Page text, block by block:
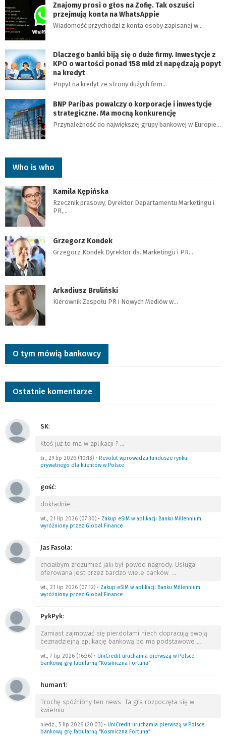
Znajomy prosi o głos na Zofię. Tak oszuści
przejmują konta na WhatsAppie
Wiadomość przychodzi z konta osoby zapisanej w…
Dlaczego banki biją się o duże firmy. Inwestycje z
KPO o wartości ponad 158 mld zł napędzają popyt
na kredyt
Popyt na kredyt ze strony dużych firm…
BNP Paribas powalczy o korporacje i inwestycje
strategiczne. Ma mocną konkurencję
Przynależność do największej grupy bankowej w Europie…
Who is who
Kamila Kępińska
Rzecznik prasowy, Dyrektor Departamentu Marketingu i
PR,…
Grzegorz Kondek
Grzegorz Kondek Dyrektor ds. Marketingu i PR…
Arkadiusz Bruliński
Kierownik Zespołu PR i Nowych Mediów w…
O tym mówią bankowcy
Ostatnie komentarze
SK:
Ktoś już to ma w aplikacji ? …
śr., 29 lip 2026 (10:13) • Revolut wprowadza fundusze rynku
prywatnego dla klientów w Polsce
gość:
dokładnie …
wt., 21 lip 2026 (07:30) • Zakup eSIM w aplikacji Banku Millennium
wyróżniony przez Global Finance
Jas Fasola:
chciałbym zrozumieć jaki był powód nagrody. Usługa
oferowana jest przez bardzo wiele banków. …
wt., 21 lip 2026 (07:12) • Zakup eSIM w aplikacji Banku Millennium
wyróżniony przez Global Finance
PykPyk:
Zamiast zajmować się pierdołami niech dopracują swoją
beznadziejną aplikację bankową bo ma podstawowe …
wt., 7 lip 2026 (16:36) • UniCredit uruchamia pierwszą w Polsce
bankową grę fabularną “Kosmiczna Fortuna”
human1:
Trochę spóźniony ten news. Ta gra rozpoczęła się w
kwietniu. …
niedz., 5 lip 2026 (20:03) • UniCredit uruchamia pierwszą w Polsce
bankową grę fabularną “Kosmiczna Fortuna”